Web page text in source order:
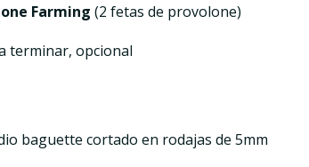
Farming (2 fetas de provolone)
terminar, opcional
baguette cortado en rodajas de 5mm